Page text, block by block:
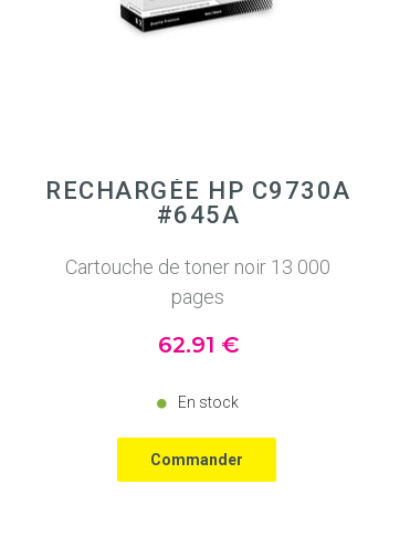
RECHARGÉE HP C9730A
#645A
Cartouche de toner noir 13 000
pages
62.91 €
En stock